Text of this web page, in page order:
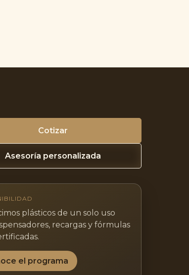
Cotizar
Asesoría personalizada
plásticos de un solo uso
recargas y fórmulas
el programa